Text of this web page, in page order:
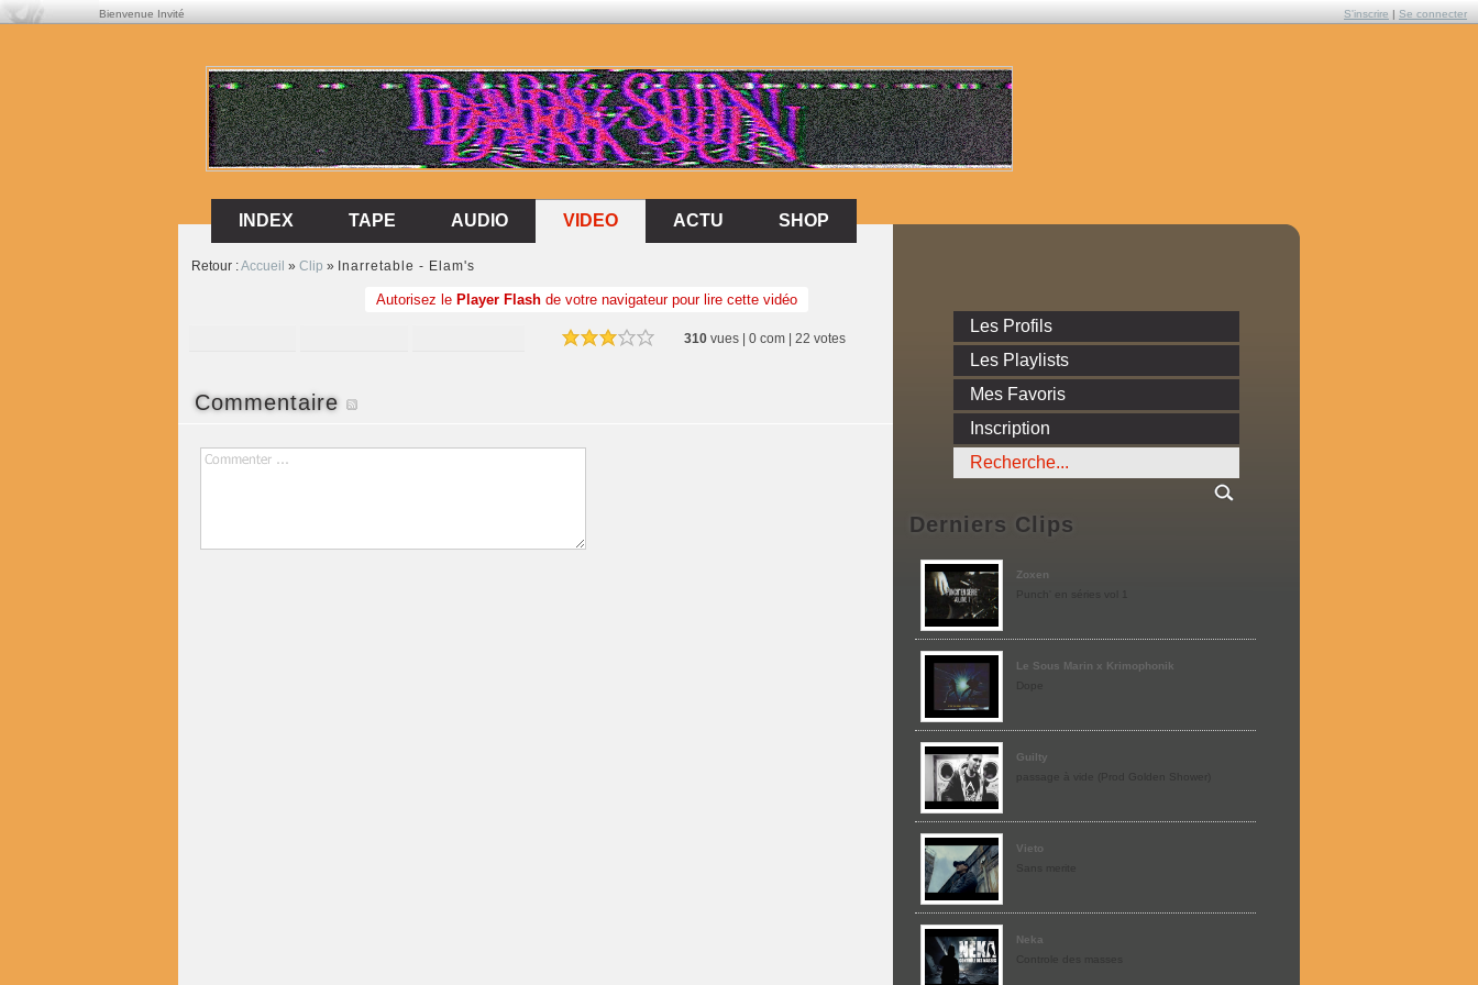
S'inscrire | Se connecter
Bienvenue Invité
SHOP
ACTU
VIDEO
VIDEO
AUDIO
AUDIO
TAPE
TAPE
INDEX
INDEX
Retour :Accueil » Clip » Inarretable - Elam's
Autorisez le Player Flash de votre navigateur pour lire cette vidéo
310 vues | 0 com | 22 votes
Commentaire
Les Profils
Les Playlists
Mes Favoris
Inscription
Derniers Clips
Zoxen
Punch' en séries vol 1
Le Sous Marin x Krimophonik
Guilty
passage à vide (Prod Golden Shower)
Vieto
Neka